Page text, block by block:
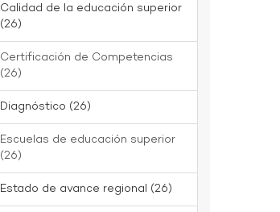
Calidad de la educación superior
(26)
Certificación de Competencias
(26)
Diagnóstico (26)
Escuelas de educación superior
(26)
Estado de avance regional (26)